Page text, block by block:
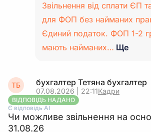
Звільнення від сплати ЄП
для ФОП без найманих
Єдиний податок. ФОП 1-2
мають найманих… Ще
ТБ бухгалтер Тетяна бухгалтер
07.08.2026 | 22:11Кадри
ВІДПОВІДЬ НАДАНО
Є відповідь АІ
Чи можливе звільнення на
31.08.26